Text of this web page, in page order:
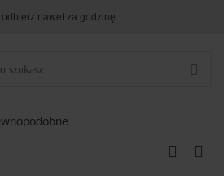
odbierz nawet za godzinę